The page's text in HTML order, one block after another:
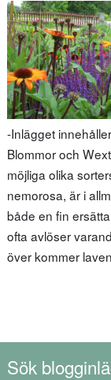
-Inlägget
Blommor och
möjliga olika
nemorosa, är i
både en fin
ofta avlöser
över kommer
Sök